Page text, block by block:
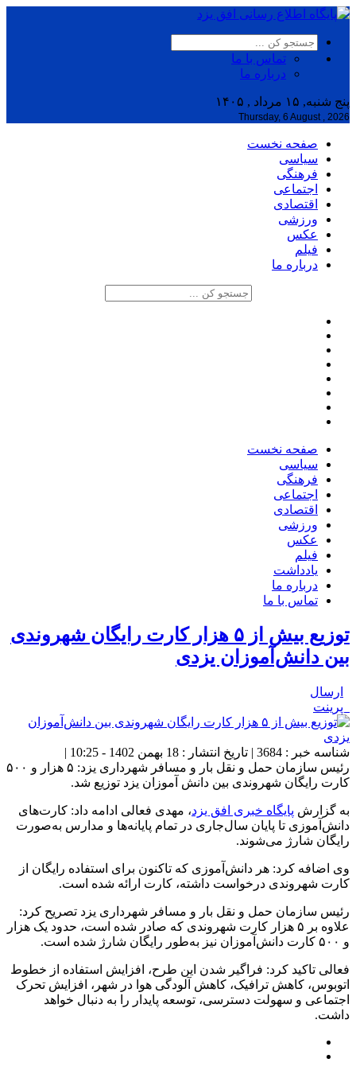
تماس با ما
درباره ما
پنج شنبه, ۱۵ مرداد , ۱۴۰۵
Thursday, 6 August , 2026
صفحه نخست
سیاسی
فرهنگی
اجتماعی
اقتصادی
ورزشی
عکس
فیلم
درباره ما
صفحه نخست
سیاسی
فرهنگی
اجتماعی
اقتصادی
ورزشی
عکس
فیلم
یادداشت
درباره ما
تماس با ما
توزیع بیش از ۵ هزار کارت رایگان شهروندی
بین دانش‌آموزان یزدی
ارسال
پرینت
شناسه خبر : 3684 | تاریخ انتشار : 18 بهمن 1402 - 10:25 |
رئیس سازمان حمل و نقل بار و مسافر شهرداری یزد: ۵ هزار و ۵۰۰
کارت رایگان شهروندی بین دانش آموزان یزد توزیع شد.
به گزارش پایگاه خبری افق یزد، مهدی فعالی ادامه داد: کارت‌های
دانش‌آموزی تا پایان سال‌جاری در تمام پایانه‌ها و مدارس به‌صورت
رایگان شارژ می‌شوند.
وی اضافه کرد: هر دانش‌آموزی که تاکنون برای استفاده رایگان از
کارت شهروندی درخواست داشته، کارت ارائه شده است.
رئیس سازمان حمل و نقل بار و مسافر شهرداری یزد تصریح کرد:
علاوه بر ۵ هزار کارت شهروندی که صادر شده است، حدود یک هزار
و ۵۰۰ کارت دانش‌آموزان نیز به‌طور رایگان شارژ شده است.
فعالی تاکید کرد: فراگیر شدن این طرح، افزایش استفاده از خطوط
اتوبوس، کاهش ترافیک، کاهش آلودگی هوا در شهر، افزایش تحرک
اجتماعی و سهولت دسترسی، توسعه پایدار را به دنبال خواهد
داشت.